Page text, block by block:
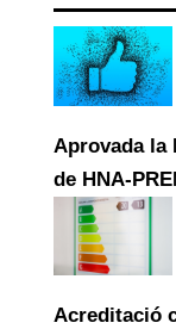
Aprovada la
de HNA-
Acreditació